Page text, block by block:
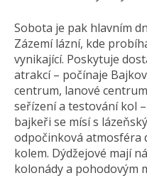
Sobota je pak hlavním
Zázemí lázní, kde
vynikající. Poskytuje
atrakcí – počínaje
centrum, lanové
seřízení a testování kol
bajkeři se mísí s
odpočinková atmosféra
kolem. Dýdžejové mají
kolonády a pohodovým